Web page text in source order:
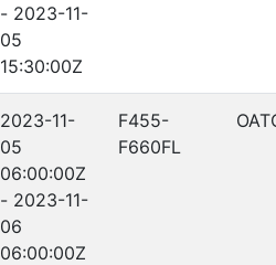
- 2023-11-
05
15:30:00Z
2023-11-
05
06:00:00Z
- 2023-11-
06
06:00:00Z
F455-
F660FL